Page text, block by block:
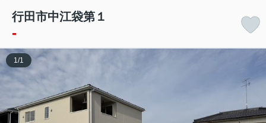
行田市中江袋第１
-
1/1